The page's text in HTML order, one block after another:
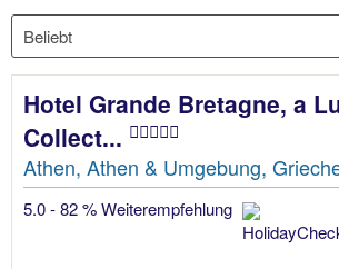
Hotel Grande Bretagne, a
Collect...
Athen, Athen & Umgebung,
5.0 - 82 % Weiterempfehlung